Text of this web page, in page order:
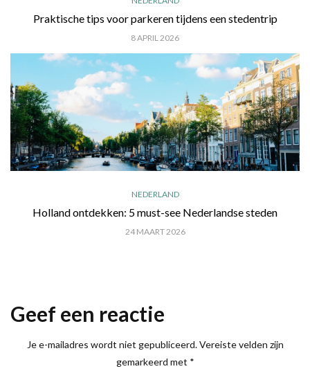
Praktische tips voor parkeren tijdens een stedentrip
8 APRIL 2026
NEDERLAND
Holland ontdekken: 5 must-see Nederlandse steden
24 MAART 2026
Geef een reactie
Je e-mailadres wordt niet gepubliceerd. Vereiste velden zijn
gemarkeerd met *